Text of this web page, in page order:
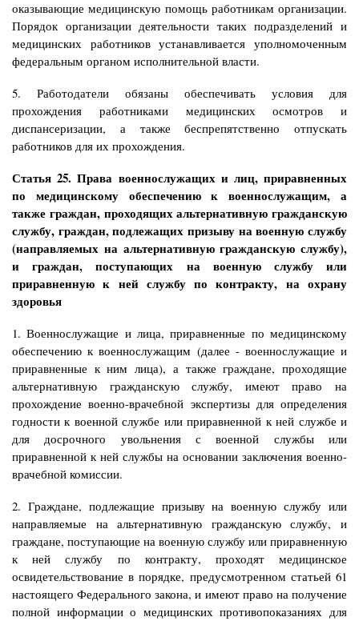
оказывающие медицинскую помощь работникам организации.
Порядок организации деятельности таких подразделений и
медицинских работников устанавливается уполномоченным
федеральным органом исполнительной власти.
5. Работодатели обязаны обеспечивать условия для
прохождения работниками медицинских осмотров и
диспансеризации, а также беспрепятственно отпускать
работников для их прохождения.
Статья 25. Права военнослужащих и лиц, приравненных
по медицинскому обеспечению к военнослужащим, а
также граждан, проходящих альтернативную гражданскую
службу, граждан, подлежащих призыву на военную службу
(направляемых на альтернативную гражданскую службу),
и граждан, поступающих на военную службу или
приравненную к ней службу по контракту, на охрану
здоровья
1. Военнослужащие и лица, приравненные по медицинскому
обеспечению к военнослужащим (далее - военнослужащие и
приравненные к ним лица), а также граждане, проходящие
альтернативную гражданскую службу, имеют право на
прохождение военно-врачебной экспертизы для определения
годности к военной службе или приравненной к ней службе и
для досрочного увольнения с военной службы или
приравненной к ней службы на основании заключения военно-
врачебной комиссии.
2. Граждане, подлежащие призыву на военную службу или
направляемые на альтернативную гражданскую службу, и
граждане, поступающие на военную службу или приравненную
к ней службу по контракту, проходят медицинское
освидетельствование в порядке, предусмотренном статьей 61
настоящего Федерального закона, и имеют право на получение
полной информации о медицинских противопоказаниях для